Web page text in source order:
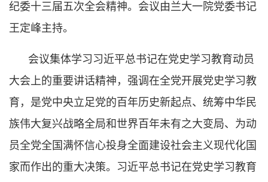
纪委十三届五次全会精神。会议由兰大一院党委书记
王定峰主持。
会议集体学习习近平总书记在党史学习教育动员
大会上的重要讲话精神，强调在全党开展党史学习教
育，是党中央立足党的百年历史新起点、统筹中华民
族伟大复兴战略全局和世界百年未有之大变局、为动
员全党全国满怀信心投身全面建设社会主义现代化国
家而作出的重大决策。习近平总书记在党史学习教育